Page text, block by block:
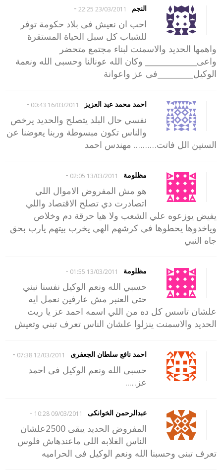
النجم 23/03/2011 22:25
-
احب ان نعيش فى بلاد حكومة توفر
للشباب كل سبل الحياة المستقرة
واهمها الحديد والاسمنت لبناء مجتمع متحضر
واعى_____________ وكان الله عونالنا وحسبى الله ونعمة
الوكيل_________فى عز واعوانة
احمد محمد عبد العزيز 16/03/2011 00:43
-
نفسي حال البلد يتصلح والحديد يرخص
والناس تكون مبسوطة وربنا يعوضنا عن
السنين الل فاتت………. مهندس احمد
مظلومة 13/03/2011 02:05
-
هو مش المفروض الاموال اللي
اتصادرت دي تصلح الاقتصاد واللي
يفيض يوزعوه علي الشعب ولا هيا حرقة دم وخلاص
وياخدوها يحطوها في كرشهم الهي يخرب بيتهم يارب بحق
جاه النبي
مظلومة 13/03/2011 01:55
-
حسبي الله ونعم الوكيل نفسنا نبني
حتي العنبر مش عارفين نعمل ايه
علشان تاسس كل ده من اللي اسمه احمد عز يا ريت
الحديد والاسمنت ينزلوا علشان الناس تعرف تبني وتعيش
احمد نافع سلطان الجعفرى 12/03/2011 07:38
-
حسبى الله ونعم الوكيل فى احمد
عز…..
عبدالرحمن الخوانكى 09/03/2011 10:28
-
المفروض الحديد يبقى 2500علشان
الناس الغلابه اللى ماعندهاش فلوس
تعرف تبنى وحسبنا الله ونعم الوكيل فى الحراميه